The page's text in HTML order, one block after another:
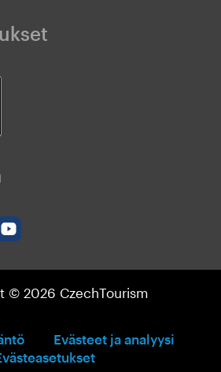
© 2026 CzechTourism
Evästeet ja analyysi